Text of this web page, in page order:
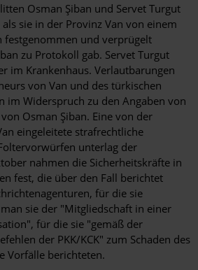
Osman Şiban und Servet Turgut
sie in der Provinz Van von einem
festgenommen und verprügelt
zu Protokoll gab. Servet Turgut
im Krankenhaus. Verlautbarungen
von Van und des türkischen
im Widerspruch zu den Angaben von
Osman Şiban. Eine von der
eingeleitete strafrechtliche
unterlag der
nahmen die Sicherheitskräfte in
fest, die über den Fall berichtet
für die sie
sie der "Mitgliedschaft in einer
für die sie "gemäß der
der PKK/KCK" zum Schaden des
Vorfälle berichteten.